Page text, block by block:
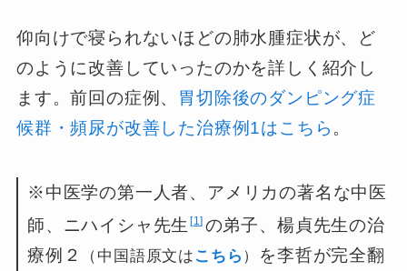
仰向けで寝られないほどの肺水腫症状が、ど
のように改善していったのかを詳しく紹介し
ます。前回の症例、 胃切除後のダンピング症
候群・頻尿が改善した治療例1はこちら 。
※中医学の第一人者、アメリカの著名な中医
師、ニハイシャ先生 1 の弟子、楊貞先生の治
療例２
（中国語原文は こちら ） を李哲が完全翻